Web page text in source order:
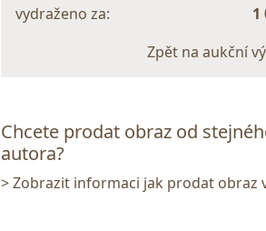
vydraženo za:
1
Zpět na aukční
Chcete prodat obraz od
autora?
> Zobrazit informaci jak prodat obraz